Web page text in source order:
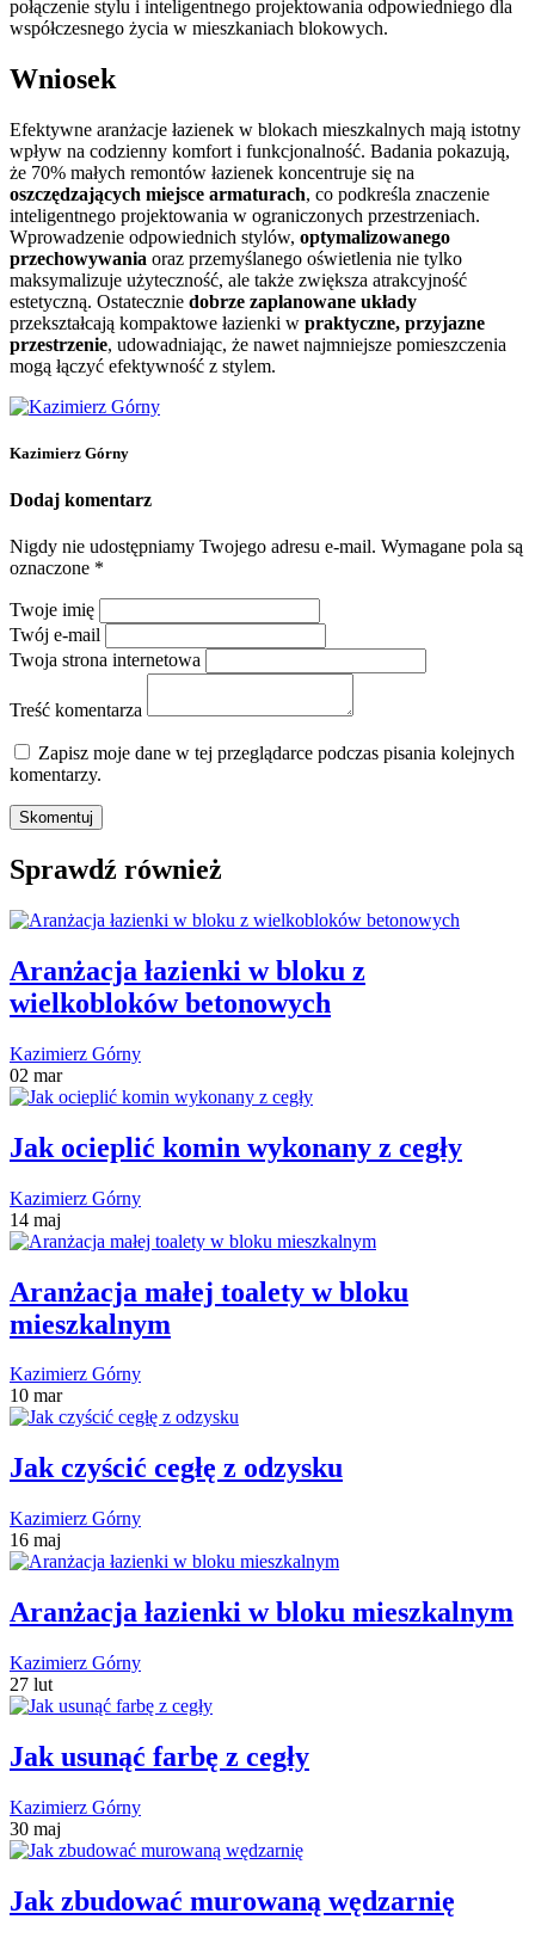
połączenie stylu i inteligentnego projektowania odpowiedniego dla
współczesnego życia w mieszkaniach blokowych.
Wniosek
Efektywne aranżacje łazienek w blokach mieszkalnych mają istotny
wpływ na codzienny komfort i funkcjonalność. Badania pokazują,
że 70% małych remontów łazienek koncentruje się na
oszczędzających miejsce armaturach, co podkreśla znaczenie
inteligentnego projektowania w ograniczonych przestrzeniach.
Wprowadzenie odpowiednich stylów, optymalizowanego
przechowywania oraz przemyślanego oświetlenia nie tylko
maksymalizuje użyteczność, ale także zwiększa atrakcyjność
estetyczną. Ostatecznie dobrze zaplanowane układy
przekształcają kompaktowe łazienki w praktyczne, przyjazne
przestrzenie, udowadniając, że nawet najmniejsze pomieszczenia
mogą łączyć efektywność z stylem.
Kazimierz Górny
Dodaj komentarz
Nigdy nie udostępniamy Twojego adresu e-mail. Wymagane pola są
oznaczone *
Twoje imię
Twój e-mail
Twoja strona internetowa
Treść komentarza
Zapisz moje dane w tej przeglądarce podczas pisania kolejnych
komentarzy.
Sprawdź również
Aranżacja łazienki w bloku z
wielkobloków betonowych
Kazimierz Górny
02 mar
Jak ocieplić komin wykonany z cegły
Kazimierz Górny
14 maj
Aranżacja małej toalety w bloku
mieszkalnym
Kazimierz Górny
10 mar
Jak czyścić cegłę z odzysku
Kazimierz Górny
16 maj
Aranżacja łazienki w bloku mieszkalnym
Kazimierz Górny
27 lut
Jak usunąć farbę z cegły
Kazimierz Górny
30 maj
Jak zbudować murowaną wędzarnię